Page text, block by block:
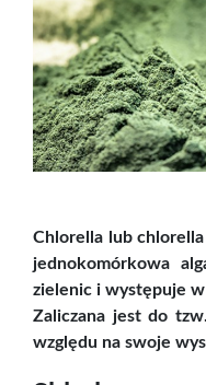
Chlorella lub
jednokomórkowa
zielenic i występuje
Zaliczana jest do
względu na swoje